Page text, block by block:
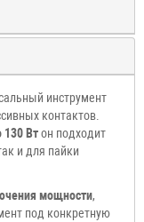
инструмент
контактов.
130 Втон подходит
и для пайки
мощности,
под конкретную